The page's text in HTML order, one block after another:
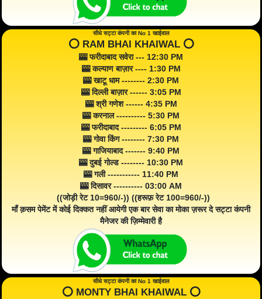
सीधे सट्टा कंपनी का No 1 खाईवाल
⭕️ RAM BHAI KHAIWAL ⭕️
🎰 फरीदाबाद सवेरा --- 12:30 PM
🎰 कल्याण बाज़ार ---- 1:30 PM
🎰 खाटू धाम -------- 2:30 PM
🎰 दिल्ली बाज़ार ------ 3:05 PM
🎰 श्री गणेश ------ 4:35 PM
🎰 करनाल ---------- 5:30 PM
🎰 फरीदाबाद --------- 6:05 PM
🎰 गोवा किंग -------- 7:30 PM
🎰 गाजियाबाद ------- 9:40 PM
🎰 दुबई गोल्ड -------- 10:30 PM
🎰 गली ----------- 11:40 PM
🎰 दिसावर ---------- 03:00 AM
((जोड़ी रेट 10=960/-)) ((हरूफ़ रेट 100=960/-))
माँ क़सम पेमेंट में कोई दिक्कत नहीं आयेगी एक बार सेवा का मोका ज़रूर दे सट्टा कंपनी
मैनेजर की ज़िम्मेवारी है
सीधे सट्टा कंपनी का No 1 खाईवाल
⭕️ MONTY BHAI KHAIWAL ⭕️